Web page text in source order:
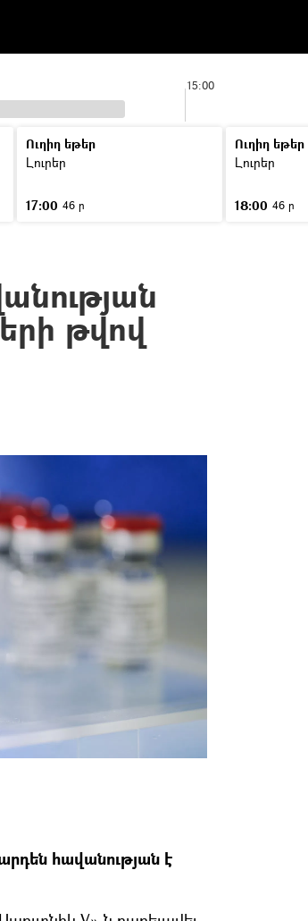
15:00
Ուղիղ եթեր
Լուրեր
17:00 46 ր
Ուղիղ եթեր
Լուրեր
18:00 46 ր
թվով
հավանության է